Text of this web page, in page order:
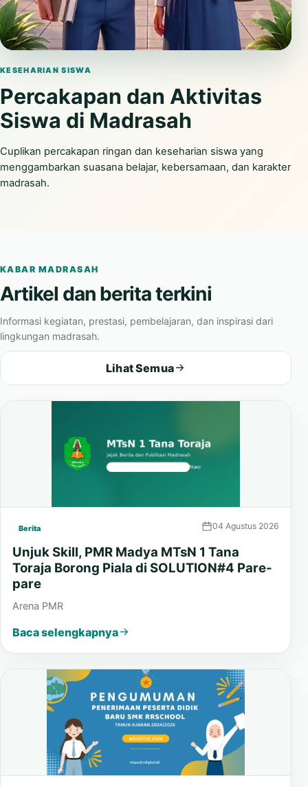
KESEHARIAN SISWA
Percakapan dan Aktivitas
Siswa di Madrasah
Cuplikan percakapan ringan dan keseharian siswa yang
menggambarkan suasana belajar, kebersamaan, dan karakter
madrasah.
Putar video
KABAR MADRASAH
Artikel dan berita terkini
Informasi kegiatan, prestasi, pembelajaran, dan inspirasi dari
lingkungan madrasah.
Lihat Semua
Berita 04 Agustus 2026
Unjuk Skill, PMR Madya MTsN 1 Tana
Toraja Borong Piala di SOLUTION#4 Pare-
pare
Arena PMR
Baca selengkapnya